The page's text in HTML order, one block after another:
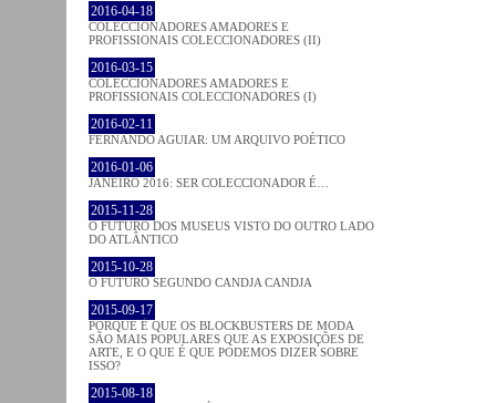
2016-04-18
COLECCIONADORES AMADORES E
PROFISSIONAIS COLECCIONADORES (II)
2016-03-15
COLECCIONADORES AMADORES E
PROFISSIONAIS COLECCIONADORES (I)
2016-02-11
FERNANDO AGUIAR: UM ARQUIVO POÉTICO
2016-01-06
JANEIRO 2016: SER COLECCIONADOR É…
2015-11-28
O FUTURO DOS MUSEUS VISTO DO OUTRO LADO
DO ATLÂNTICO
2015-10-28
O FUTURO SEGUNDO CANDJA CANDJA
2015-09-17
PORQUE É QUE OS BLOCKBUSTERS DE MODA
SÃO MAIS POPULARES QUE AS EXPOSIÇÕES DE
ARTE, E O QUE É QUE PODEMOS DIZER SOBRE
ISSO?
2015-08-18